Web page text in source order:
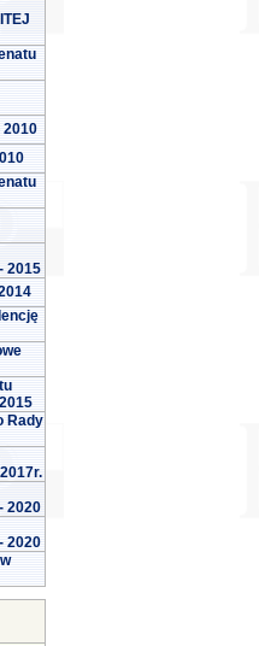
2010
2015
Rady
2020
2020